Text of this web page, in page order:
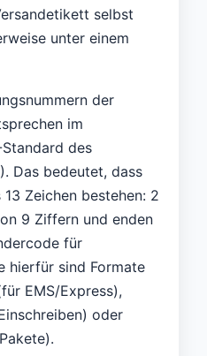
selbst
unter einem
der
im
des
Das bedeutet, dass
Zeichen bestehen: 2
9 Ziffern und enden
für
hierfür sind Formate
EMS/Express),
oder